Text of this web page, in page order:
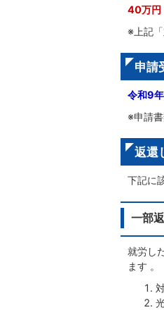
40万円
※上記
申請
令和9
※申請
返還
下記に
一部
就労し
ます 。